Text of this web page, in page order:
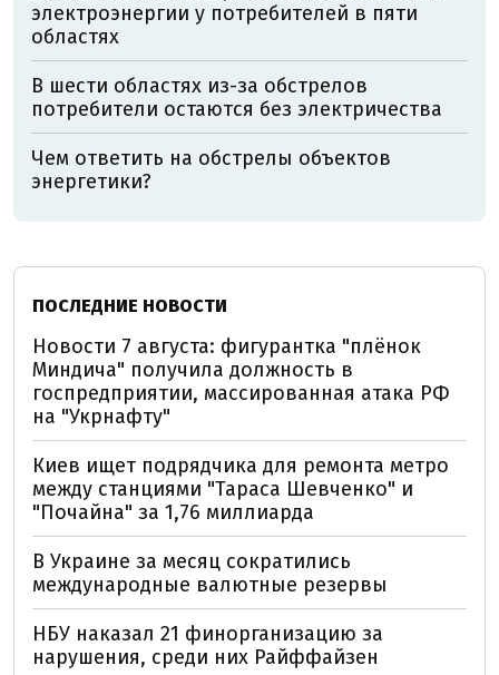
электроэнергии у потребителей в пяти
областях
В шести областях из-за обстрелов
потребители остаются без электричества
Чем ответить на обстрелы объектов
энергетики?
ПОСЛЕДНИЕ НОВОСТИ
Новости 7 августа: фигурантка "плёнок
Миндича" получила должность в
госпредприятии, массированная атака РФ
на "Укрнафту"
Киев ищет подрядчика для ремонта метро
между станциями "Тараса Шевченко" и
"Почайна" за 1,76 миллиарда
В Украине за месяц сократились
международные валютные резервы
НБУ наказал 21 финорганизацию за
нарушения, среди них Райффайзен